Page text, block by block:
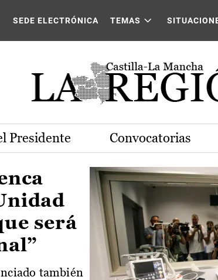
La Mancha
SEDE ELECTRÓNICA TEMAS
Presidente Convocatorias
será
también